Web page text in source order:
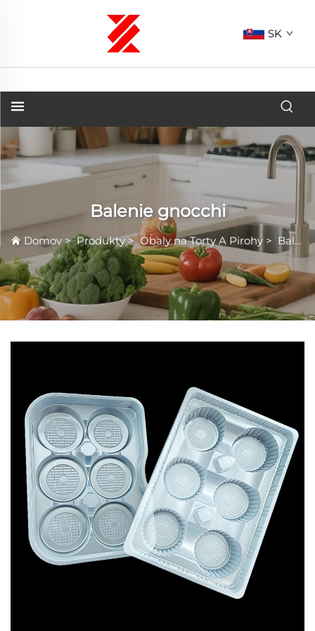
SK
Balenie gnocchi
Domov>Produkty>Obaly na Torty A Pirohy > Balenie gnocchi